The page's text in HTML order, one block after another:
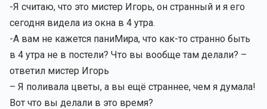
-Я считаю, что это мистер Игорь, он странный и я его
сегодня видела из окна в 4 утра.
-А вам не кажется паниМира, что как-то странно быть
в 4 утра не в постели? Что вы вообще там делали? –
ответил мистер Игорь
– Я поливала цветы, а вы ещё страннее, чем я думала!
Вот что вы делали в это время?